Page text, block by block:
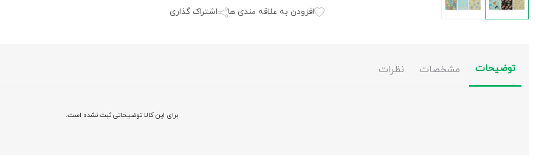
افزودن به علاقه مندی ها اشتراک گذاری
توضیحات مشخصات نظرات
برای این کالا توضیحاتی ثبت نشده است.